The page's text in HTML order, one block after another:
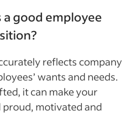
a good employee
reflects company
wants and needs.
it can make your
proud, motivated and